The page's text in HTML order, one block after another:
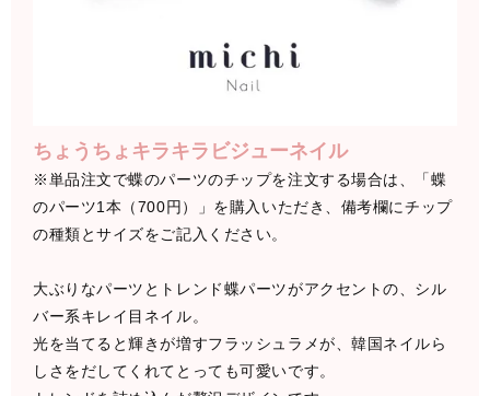
ちょうちょキラキラビジューネイル
※単品注文で蝶のパーツのチップを注文する場合は、「蝶
のパーツ1本（700円）」を購入いただき、備考欄にチップ
の種類とサイズをご記入ください。
大ぶりなパーツとトレンド蝶パーツがアクセントの、シル
バー系キレイ目ネイル。
光を当てると輝きが増すフラッシュラメが、韓国ネイルら
しさをだしてくれてとっても可愛いです。